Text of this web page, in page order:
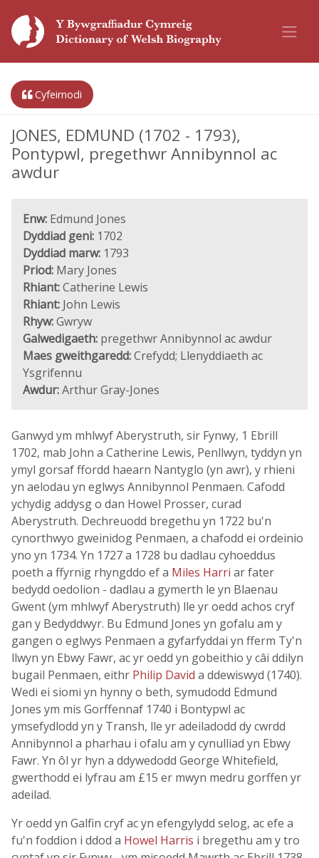
Cyfeirnodi
JONES, EDMUND (1702 - 1793),
Pontypwl, pregethwr Annibynnol ac
awdur
Enw: Edmund Jones
Dyddiad geni: 1702
Dyddiad marw: 1793
Priod: Mary Jones
Rhiant:Catherine Lewis
Rhiant: John Lewis
Rhyw:Gwryw
Galwedigaeth: pregethwr Annibynnol ac awdur
Maes gweithgaredd:Crefydd; Llenyddiaeth ac
Ysgrifennu
Awdur:Arthur Gray-Jones
Ganwyd ym mhlwyf Aberystruth, sir Fynwy, 1 Ebrill
1702, mab John a Catherine Lewis, Penllwyn, tyddyn yn
ymyl gorsaf ffordd haearn Nantyglo (yn awr), y rhieni
yn aelodau yn eglwys Annibynnol Penmaen. Cafodd
ychydig addysg o dan Howel Prosser, curad
Aberystruth. Dechreuodd bregethu yn 1722 bu'n
cynorthwyo gweinidog Penmaen, a chafodd ei ordeinio
yno yn 1734. Yn 1727 a 1728 bu dadlau cyhoeddus
poeth a ffyrnig rhyngddo ef a Miles Harri ar fater
bedydd oedolion - dadlau a gymerth le yn Blaenau
Gwent (ym mhlwyf Aberystruth) lle yr oedd achos cryf
gan y Bedyddwyr. Bu Edmund Jones yn gofalu am y
gangen o eglwys Penmaen a gyfarfyddai yn fferm Ty'n
llwyn yn Ebwy Fawr, ac yr oedd yn gobeithio y câi ddilyn
bugail Penmaen, eithr Philip David a ddewiswyd (1740).
Wedi ei siomi yn hynny o beth, symudodd Edmund
Jones ym mis Gorffennaf 1740 i Bontypwl ac
ymsefydlodd yn y Transh, lle yr adeiladodd dy cwrdd
Annibynnol a pharhau i ofalu am y cynulliad yn Ebwy
Fawr. Yn ôl yr hyn a ddywedodd George Whitefield,
gwerthodd ei lyfrau am £15 er mwyn medru gorffen yr
adeilad.
Yr oedd yn Galfin cryf ac yn efengylydd selog, ac efe a
fu'n foddion i ddod a Howel Harris i bregethu am y tro